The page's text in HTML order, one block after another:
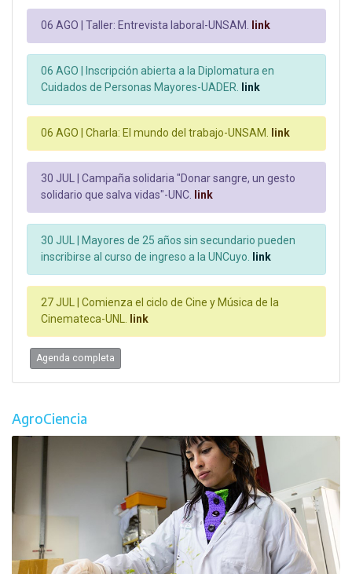
06 AGO | Taller: Entrevista laboral-UNSAM. link
06 AGO |
Inscripción abierta a la Diplomatura en
Cuidados de Personas Mayores-UADER. link
06 AGO | Charla: El mundo del trabajo-UNSAM. link
30 JUL | Campaña solidaria "Donar sangre, un gesto
solidario que salva vidas"-UNC. link
30 JUL |
Mayores de 25 años sin secundario pueden
inscribirse al curso de ingreso a la UNCuyo. link
27 JUL | Comienza el ciclo de Cine y Música de la
Cinemateca-UNL. link
Agenda completa
AgroCiencia